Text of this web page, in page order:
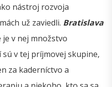
nástroj rozvoja
už zaviedli. Bratislava
v nej množstvo
v tej príjmovej skupine,
za kaderníctvo a